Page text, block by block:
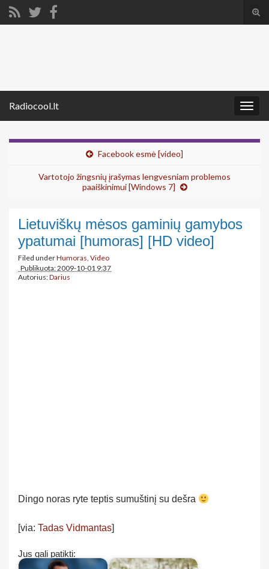
Radiocool.lt
Facebook esmė [video]
Vartotojo žingsnių įrašymas lengvesniam problemos
paaiškinimui [Windows 7]
Lietuviškų mėsos gaminių gamybos
ypatumai [humoras] [HD video]
Filed underHumoras, Video
Publikuota: 2009-10-01 9:37
Autorius:Darius
Dingo noras ryte teptis sumuštinį su dešra
[via: Tadas Vidmantas]
Jus gali patikti: